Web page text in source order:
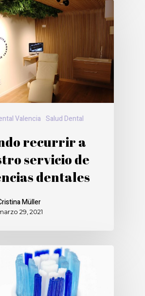
Valencia Salud Dental
recurrir a
servicio de
dentales
Müller
29, 2021